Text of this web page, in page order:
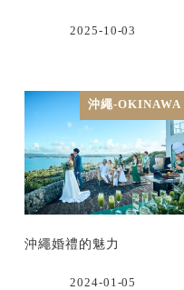
2025-10-03
沖繩-OKINAWA
沖繩婚禮的魅力
2024-01-05